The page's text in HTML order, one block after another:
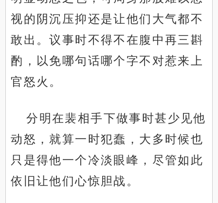
视的阴沉压抑还是让他们大气都不
敢出。议事时不得不在腹中再三斟
酌，以免哪句话哪个字不对惹来上
官怒火。
分明在裴相手下做事时甚少见他
动怒，就算一时犯蠢，大多时候也
只是得他一个冷淡眼峰，尽管如此
依旧让他们心惊胆战。